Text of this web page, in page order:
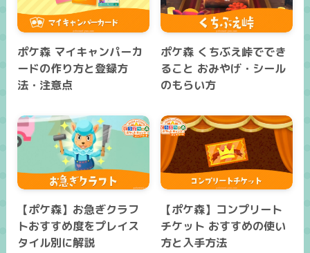
ポケ森 マイキャンパーカ
ードの作り方と登録方
法・注意点
ポケ森 くちぶえ峠ででき
ること おみやげ・シール
のもらい方
【ポケ森】お急ぎクラフ
トおすすめ度をプレイス
タイル別に解説
【ポケ森】コンプリート
チケット おすすめの使い
方と入手方法